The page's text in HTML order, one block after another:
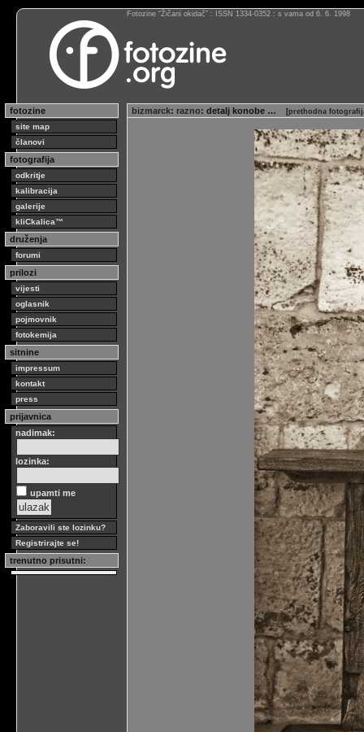
Fotozine “Žičani okidač” : ISSN 1334-0352 : s vama od 6. 6. 1998
fotozine
site map
članovi
fotografija
odkritje
kalibracija
galerije
kliCkalica™
druženja
forumi
prilozi
vijesti
oglasnik
pojmovnik
fotokemija
sitnine
impressum
kontakt
press
prijavnica
nadimak:
lozinka:
upamti me
Zaboravili ste lozinku?
Registrirajte se!
trenutno prisutni:
bizmarck: razno: detalj konobe … [prethodna